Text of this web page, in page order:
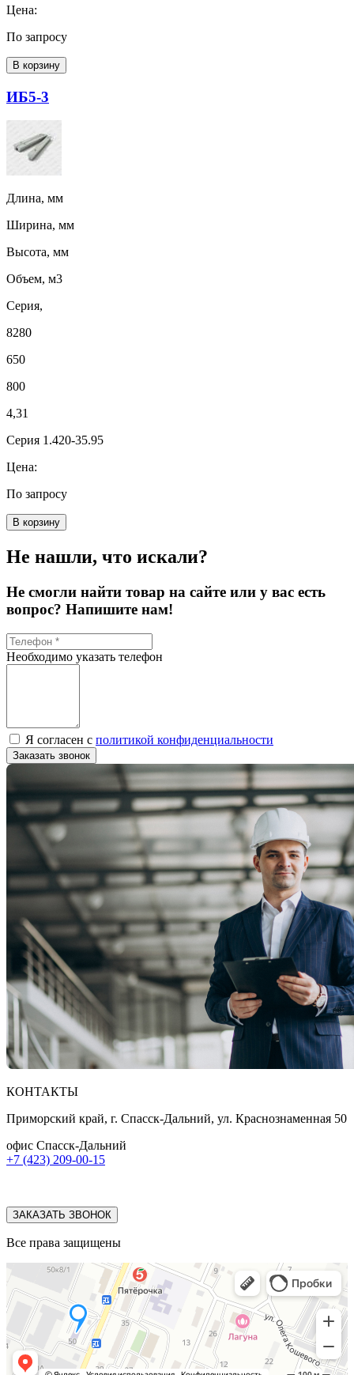
Цена:
По запросу
В корзину
ИБ5-3
Длина, мм
Ширина, мм
Высота, мм
Объем, м3
Серия,
8280
650
800
4,31
Серия 1.420-35.95
Цена:
По запросу
В корзину
Не нашли, что искали?
Не смогли найти товар на сайте или у вас есть
вопрос? Напишите нам!
Необходимо указать телефон
Я согласен с политикой конфиденциальности
Заказать звонок
КОНТАКТЫ
Приморский край, г. Спасск-Дальний, ул. Краснознаменная 50
офис Спасск-Дальний
+7 (423) 209-00-15
ЗАКАЗАТЬ ЗВОНОК
Все права защищены